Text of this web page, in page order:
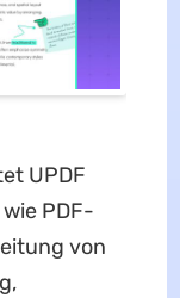
UPDF
PDF-
von